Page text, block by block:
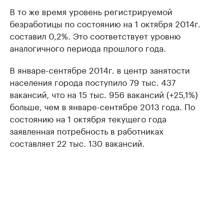
В то же время уровень регистрируемой
безработицы по состоянию на 1 октября 2014г.
составил 0,2%. Это соответствует уровню
аналогичного периода прошлого года.
В январе-сентябре 2014г. в центр занятости
населения города поступило 79 тыс. 437
вакансий, что на 15 тыс. 956 вакансий (+25,1%)
больше, чем в январе-сентябре 2013 года. По
состоянию на 1 октября текущего года
заявленная потребность в работниках
составляет 22 тыс. 130 вакансий.